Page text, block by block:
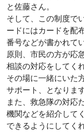
と佐藤さん。
そして、この制度で
ードにはカードを配
番号などが書かれて
原則、市民の方が応
相談の対応をしてく
その場に一緒にいた
サポート、となります
また、救急隊の対応
機関などを紹介して
できるようにしてく